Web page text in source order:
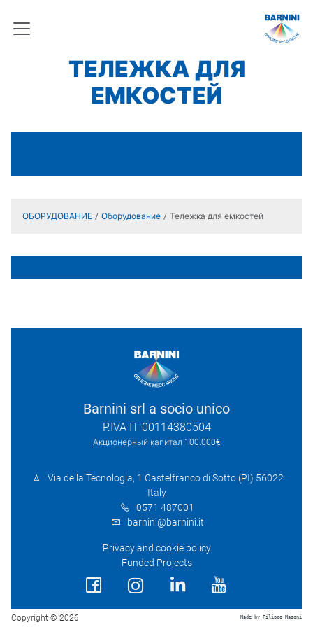
ТЕЛЕЖКА ДЛЯ
ЕМКОСТЕЙ
ОБОРУДОВАНИЕ Оборудование Тележка для емкостей
Barnini srl a socio unico
P.IVA IT 00114380504
Акционерный капитал 100.000€
Via della Tecnologia, 1 Castelfranco di Sotto (PI) 56022
Italy
0571 487001
barnini@barnini.it
Privacy and cookie policy
Funded Projects
Copyright © 2026 Made by Filippo Masoni